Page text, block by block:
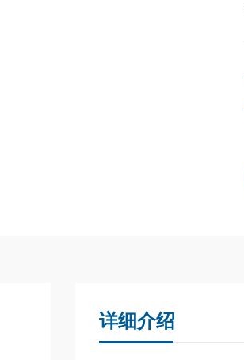
详细介绍